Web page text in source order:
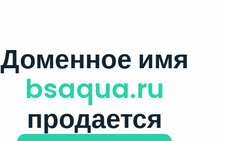
Доменное имя
bsaqua.ru
продается